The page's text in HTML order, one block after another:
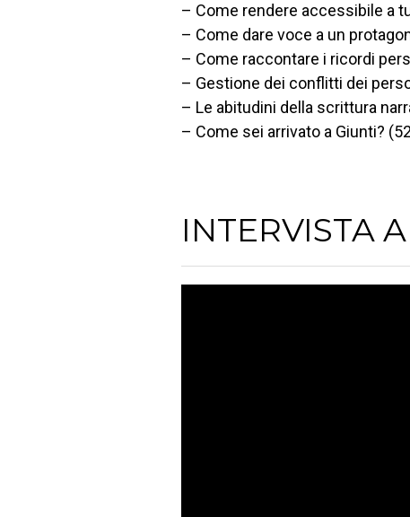
– Come rendere accessibile a
– Come dare voce a un
– Come raccontare i ricordi
– Gestione dei conflitti dei
– Le abitudini della scrittura
– Come sei arrivato a Giunti?
INTERVISTA